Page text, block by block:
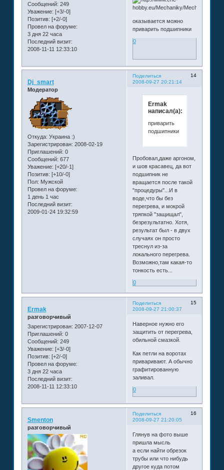
Сообщений: 249
Уважение: [+3/-0]
Позитив: [+2/-0]
Провел на форуме:
3 дня 22 часа
Последний визит:
2008-11-11 12:33:10
оказывается можно
приварить подшипники
0
Поделиться
14
2008-09-27 20:21:14
Dj_smart
Модератор
Откуда: Украина :)
Зарегистрирован: 2008-02-19
Приглашений: 0
Сообщений: 677
Уважение: [+20/-1]
Позитив: [+10/-0]
Пол: Мужской
Провел на форуме:
1 день 1 час
Последний визит:
2009-01-24 19:32:59
Ermak
написал(а):
приварить
подшипники
Пробовал,даже аргоном,
и шов красавец, да вот
подшипник не
вращается после такой
"процедуры"...И в
воде,что бы без
перегрева, и мокрой
тряпкой "защищал",
безрезультатно. Хотя,
результат был - в двух
случаях он просто
треснул из-за
локального перегрева.
Возможно,там какая-то
тонкость есть...
0
Поделиться
15
2008-09-27 21:00:37
Ermak
разговорчивый
Зарегистрирован: 2007-12-07
Приглашений: 0
Сообщений: 249
Уважение: [+3/-0]
Позитив: [+2/-0]
Провел на форуме:
3 дня 22 часа
Последний визит:
2008-11-11 12:33:10
Наверное нужно его
защитить от перегрева,
обильной смазкой.
Как петли на воротах
приваривают. А обычно
графитированную
заливал.
0
Поделиться
16
2008-09-27 21:20:05
Smenton
разговорчивый
Глянув на фото выше
пришла мысль
а если найти обрезок
трубы или что нибудь
другое куда потом